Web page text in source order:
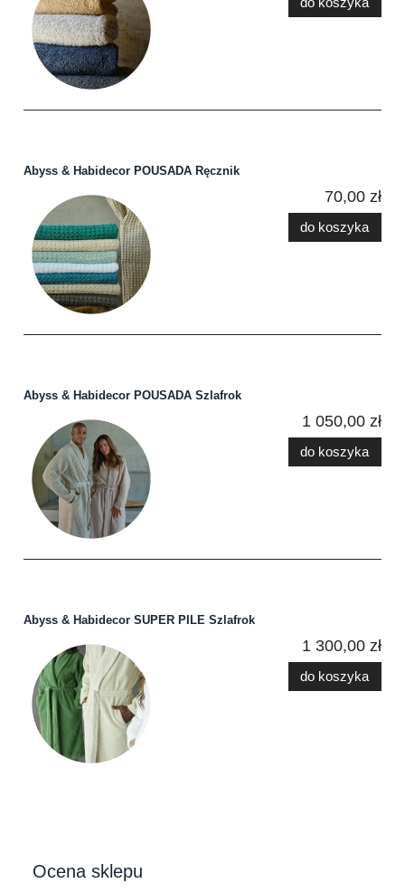
Abyss & Habidecor POUSADA Ręcznik
70,00 zł
do koszyka
Abyss & Habidecor POUSADA Szlafrok
1 050,00 zł
do koszyka
Abyss & Habidecor SUPER PILE Szlafrok
1 300,00 zł
do koszyka
Ocena sklepu